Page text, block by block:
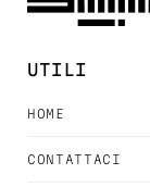
UTILI
HOME
CONTATTACI